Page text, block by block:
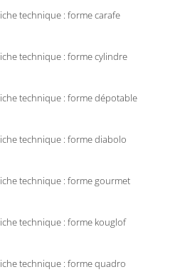
technique : forme carafe
technique : forme cylindre
technique : forme dépotable
technique : forme diabolo
technique : forme gourmet
technique : forme kouglof
technique : forme quadro